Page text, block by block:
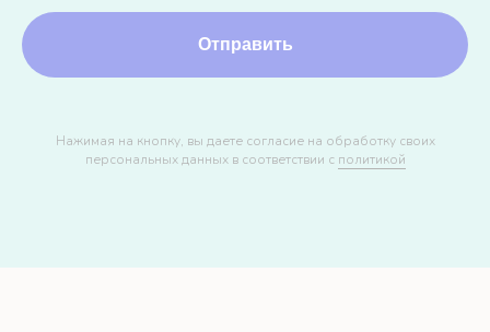
Отправить
Нажимая на кнопку, вы даете согласие на обработку своих
персональных данных в соответствии с политикой